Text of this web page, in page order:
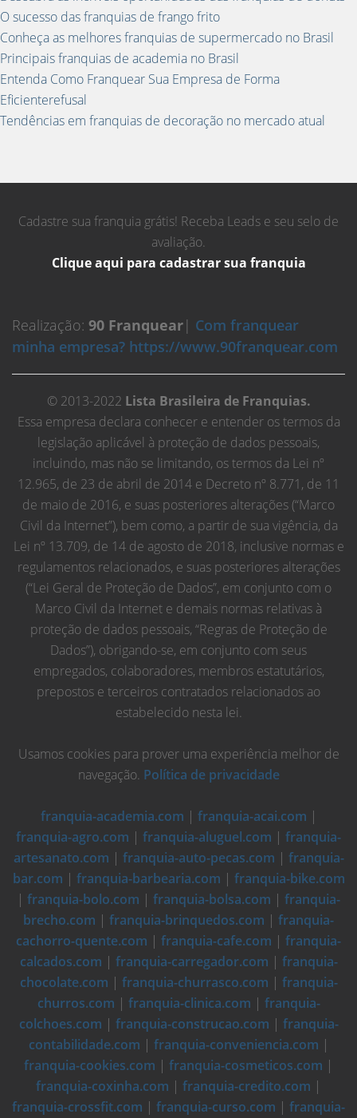
O sucesso das franquias de frango frito
Conheça as melhores franquias de supermercado no Brasil
Principais franquias de academia no Brasil
Entenda Como Franquear Sua Empresa de Forma
Eficienterefusal
Tendências em franquias de decoração no mercado atual
Cadastre sua franquia grátis! Receba Leads e seu selo de
avaliação.
Clique aqui para cadastrar sua franquia
Realização: 90 Franquear| Com franquear
minha empresa? https://www.90franquear.com
© 2013-2022 Lista Brasileira de Franquias.
Essa empresa declara conhecer e entender os termos da
legislação aplicável à proteção de dados pessoais,
incluindo, mas não se limitando, os termos da Lei nº
12.965, de 23 de abril de 2014 e Decreto nº 8.771, de 11
de maio de 2016, e suas posteriores alterações (“Marco
Civil da Internet”), bem como, a partir de sua vigência, da
Lei nº 13.709, de 14 de agosto de 2018, inclusive normas e
regulamentos relacionados, e suas posteriores alterações
(“Lei Geral de Proteção de Dados”, em conjunto com o
Marco Civil da Internet e demais normas relativas à
proteção de dados pessoais, “Regras de Proteção de
Dados”), obrigando-se, em conjunto com seus
empregados, colaboradores, membros estatutários,
prepostos e terceiros contratados relacionados ao
estabelecido nesta lei.
Usamos cookies para prover uma experiência melhor de
navegação. Política de privacidade
franquia-academia.com | franquia-acai.com |
franquia-agro.com | franquia-aluguel.com | franquia-
artesanato.com | franquia-auto-pecas.com | franquia-
bar.com | franquia-barbearia.com | franquia-bike.com
| franquia-bolo.com | franquia-bolsa.com | franquia-
brecho.com | franquia-brinquedos.com | franquia-
cachorro-quente.com | franquia-cafe.com | franquia-
calcados.com | franquia-carregador.com | franquia-
chocolate.com | franquia-churrasco.com | franquia-
churros.com | franquia-clinica.com | franquia-
colchoes.com | franquia-construcao.com | franquia-
contabilidade.com | franquia-conveniencia.com |
franquia-cookies.com | franquia-cosmeticos.com |
franquia-coxinha.com | franquia-credito.com |
franquia-crossfit.com | franquia-curso.com | franquia-